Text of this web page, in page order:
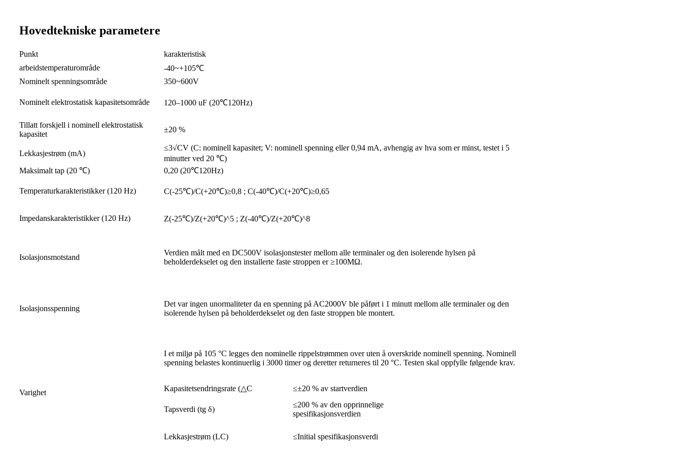
Hovedtekniske parametere
Punkt
karakteristisk
arbeidstemperaturområde
-40~+105℃
Nominelt spenningsområde
350~600V
Nominelt elektrostatisk kapasitetsområde 120–1000 uF (20℃120Hz)
Tillatt forskjell i nominell elektrostatisk
kapasitet
±20 %
Lekkasjestrøm (mA)
≤3√CV (C: nominell kapasitet; V: nominell spenning eller 0,94 mA, avhengig av hva som er minst, testet i 5
minutter ved 20 ℃)
Maksimalt tap (20 ℃)
0,20 (20℃120Hz)
Temperaturkarakteristikker (120 Hz) C(-25℃)/C(+20℃)≥0,8 ; C(-40℃)/C(+20℃)≥0,65
Impedanskarakteristikker (120 Hz) Z(-25℃)/Z(+20℃)^5 ; Z(-40℃)/Z(+20℃)^8
Isolasjonsmotstand
Verdien målt med en DC500V isolasjonstester mellom alle terminaler og den isolerende hylsen på
beholderdekselet og den installerte faste stroppen er ≥100MΩ.
Isolasjonsspenning
Det var ingen unormaliteter da en spenning på AC2000V ble påført i 1 minutt mellom alle terminaler og den
isolerende hylsen på beholderdekselet og den faste stroppen ble montert.
Varighet
I et miljø på 105 °C legges den nominelle rippelstrømmen over uten å overskride nominell spenning. Nominell
spenning belastes kontinuerlig i 3000 timer og deretter returneres til 20 °C. Testen skal oppfylle følgende krav.
Kapasitetsendringsrate (△C ≤±20 % av startverdien
Tapsverdi (tg δ)
≤200 % av den opprinnelige
spesifikasjonsverdien
Lekkasjestrøm (LC) ≤Initial spesifikasjonsverdi